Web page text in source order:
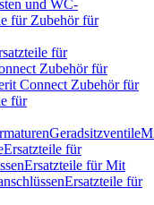
und WC-
für Zubehör für
für
Zubehör für
Connect Zubehör für
für
Geradsitzventile
Ersatzteile für
Ersatzteile für Mit
Ersatzteile für